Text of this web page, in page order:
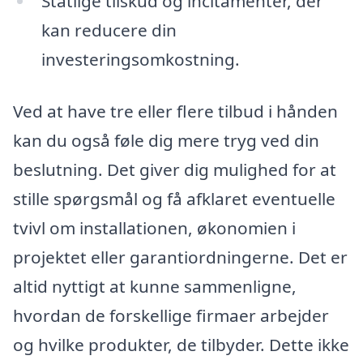
kan reducere din
investeringsomkostning.
Ved at have tre eller flere tilbud i hånden
kan du også føle dig mere tryg ved din
beslutning. Det giver dig mulighed for at
stille spørgsmål og få afklaret eventuelle
tvivl om installationen, økonomien i
projektet eller garantiordningerne. Det er
altid nyttigt at kunne sammenligne,
hvordan de forskellige firmaer arbejder
og hvilke produkter, de tilbyder. Dette ikke